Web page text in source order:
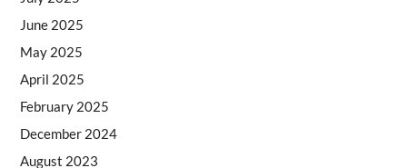
June 2025
May 2025
April 2025
February 2025
December 2024
August 2023